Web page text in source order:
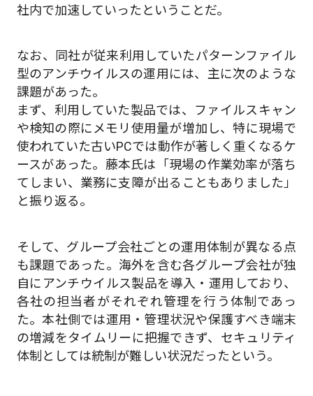
社内で加速していったということだ。
なお、同社が従来利用していたパターンファイル
型のアンチウイルスの運用には、主に次のような
課題があった。
まず、利用していた製品では、ファイルスキャン
や検知の際にメモリ使用量が増加し、特に現場で
使われていた古いPCでは動作が著しく重くなるケ
ースがあった。藤本氏は「現場の作業効率が落ち
てしまい、業務に支障が出ることもありました」
と振り返る。
そして、グループ会社ごとの運用体制が異なる点
も課題であった。海外を含む各グループ会社が独
自にアンチウイルス製品を導入・運用しており、
各社の担当者がそれぞれ管理を行う体制であっ
た。本社側では運用・管理状況や保護すべき端末
の増減をタイムリーに把握できず、セキュリティ
体制としては統制が難しい状況だったという。